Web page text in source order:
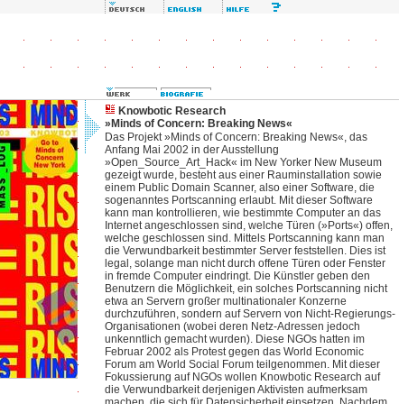
Knowbotic Research
»Minds of Concern: Breaking News«
Das Projekt »Minds of Concern: Breaking News«, das
Anfang Mai 2002 in der Ausstellung
»Open_Source_Art_Hack« im New Yorker New Museum
gezeigt wurde, besteht aus einer Rauminstallation sowie
einem Public Domain Scanner, also einer Software, die
sogenanntes Portscanning erlaubt. Mit dieser Software
kann man kontrollieren, wie bestimmte Computer an das
Internet angeschlossen sind, welche Türen (»Ports«) offen,
welche geschlossen sind. Mittels Portscanning kann man
die Verwundbarkeit bestimmter Server feststellen. Dies ist
legal, solange man nicht durch offene Türen oder Fenster
in fremde Computer eindringt. Die Künstler geben den
Benutzern die Möglichkeit, ein solches Portscanning nicht
etwa an Servern großer multinationaler Konzerne
durchzuführen, sondern auf Servern von Nicht-Regierungs-
Organisationen (wobei deren Netz-Adressen jedoch
unkenntlich gemacht wurden). Diese NGOs hatten im
Februar 2002 als Protest gegen das World Economic
Forum am World Social Forum teilgenommen. Mit dieser
Fokussierung auf NGOs wollen Knowbotic Research auf
die Verwundbarkeit derjenigen Aktivisten aufmerksam